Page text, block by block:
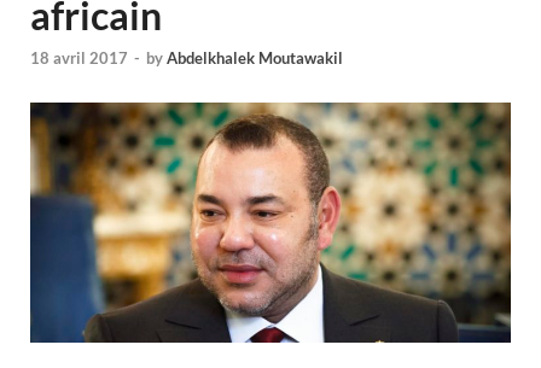
africain
18 avril 2017 - byAbdelkhalek Moutawakil